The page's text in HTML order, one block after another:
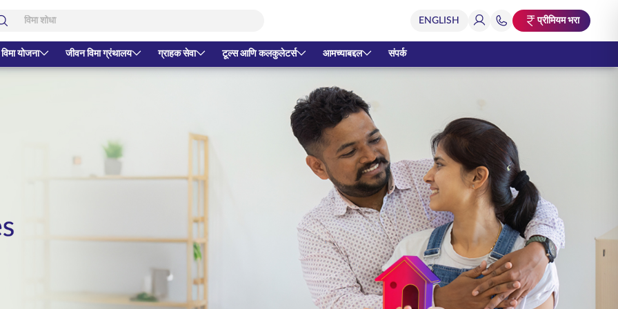
प्रीमियम भरा
योजना जीवन विमा ग्रंथालय ग्राहक सेवा टूल्स आणि कलकुलेटर्स आमच्याबद्दल संपर्क